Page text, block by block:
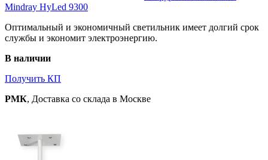
Mindray HyLed 9300
Оптимальный и экономичный светильник имеет долгий срок
службы и экономит электроэнергию.
В наличии
Получить КП
РМК, Доставка со склада в Москве